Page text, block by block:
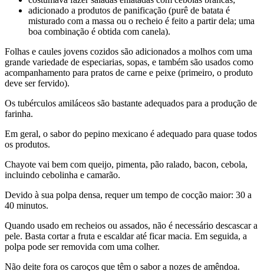
adicionado a produtos de panificação (purê de batata é
misturado com a massa ou o recheio é feito a partir dela; uma
boa combinação é obtida com canela).
Folhas e caules jovens cozidos são adicionados a molhos com uma
grande variedade de especiarias, sopas, e também são usados ​​como
acompanhamento para pratos de carne e peixe (primeiro, o produto
deve ser fervido).
Os tubérculos amiláceos são bastante adequados para a produção de
farinha.
Em geral, o sabor do pepino mexicano é adequado para quase todos
os produtos.
Chayote vai bem com queijo, pimenta, pão ralado, bacon, cebola,
incluindo cebolinha e camarão.
Devido à sua polpa densa, requer um tempo de cocção maior: 30 a
40 minutos.
Quando usado em recheios ou assados, não é necessário descascar a
pele. Basta cortar a fruta e escaldar até ficar macia. Em seguida, a
polpa pode ser removida com uma colher.
Não deite fora os caroços que têm o sabor a nozes de amêndoa.